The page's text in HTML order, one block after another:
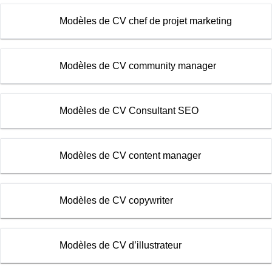
Modèles de CV chef de projet marketing
Modèles de CV community manager
Modèles de CV Consultant SEO
Modèles de CV content manager
Modèles de CV copywriter
Modèles de CV d’illustrateur